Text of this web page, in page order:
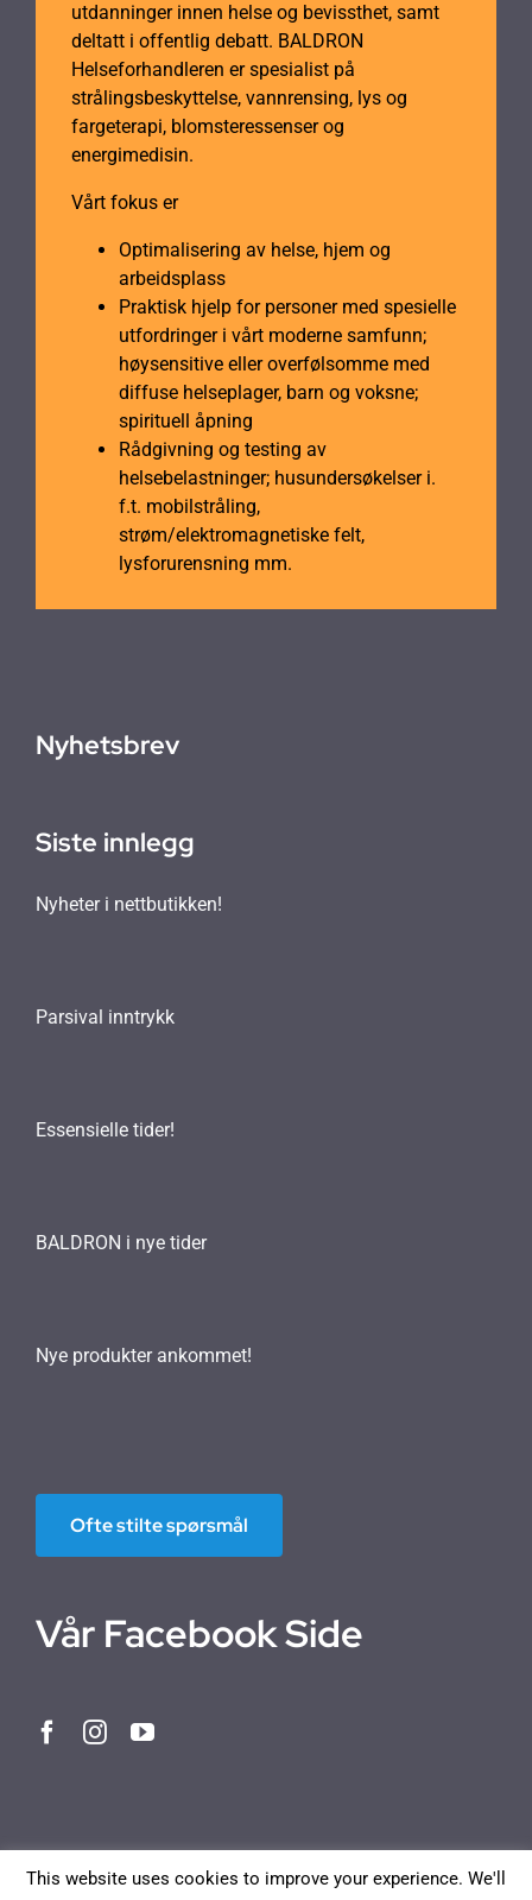
utdanninger innen helse og bevissthet, samt
deltatt i offentlig debatt. BALDRON
Helseforhandleren er spesialist på
strålingsbeskyttelse, vannrensing, lys og
fargeterapi, blomsteressenser og
energimedisin.
Vårt fokus er
Optimalisering av helse, hjem og
arbeidsplass
Praktisk hjelp for personer med spesielle
utfordringer i vårt moderne samfunn;
høysensitive eller overfølsomme med
diffuse helseplager, barn og voksne;
spirituell åpning
Rådgivning og testing av
helsebelastninger; husundersøkelser i.
f.t. mobilstråling,
strøm/elektromagnetiske felt,
lysforurensning mm.
Nyhetsbrev
Siste innlegg
Nyheter i nettbutikken!
Parsival inntrykk
Essensielle tider!
BALDRON i nye tider
Nye produkter ankommet!
Ofte stilte spørsmål
Vår Facebook Side
This website uses cookies to improve your experience. We'll